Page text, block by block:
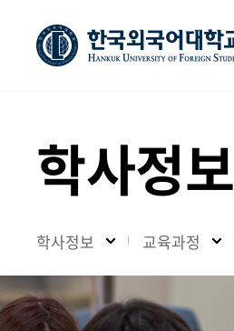
학사정보
학사정보 교육과정